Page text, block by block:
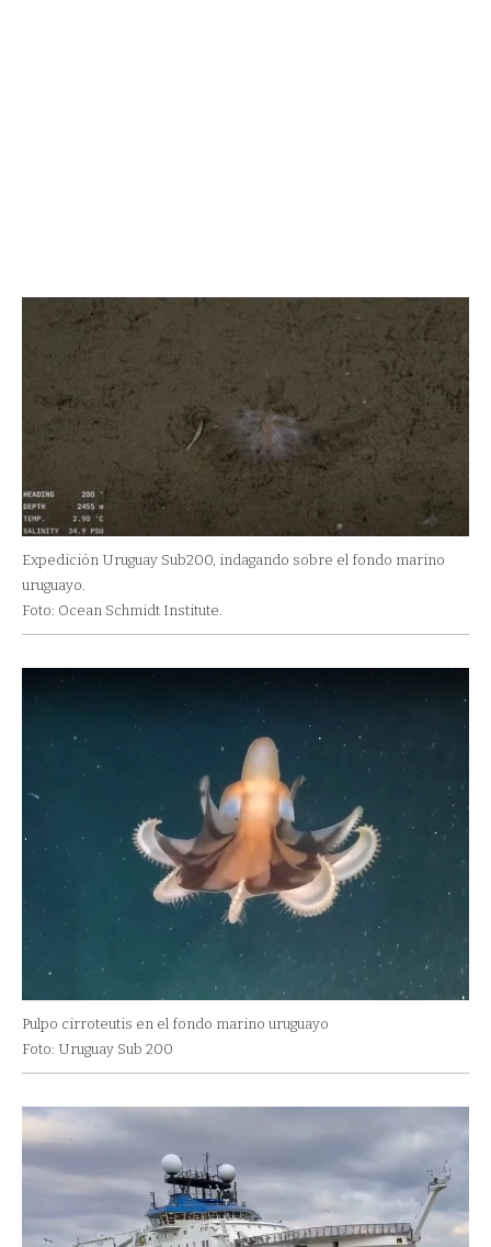
Expedición Uruguay Sub200, indagando sobre el fondo marino
uruguayo.
Foto: Ocean Schmidt Institute.
Pulpo cirroteutis en el fondo marino uruguayo
Foto: Uruguay Sub 200